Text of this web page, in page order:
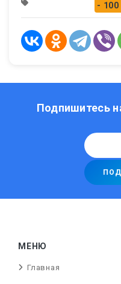
-
Подпишитесь
МЕНЮ
Главная